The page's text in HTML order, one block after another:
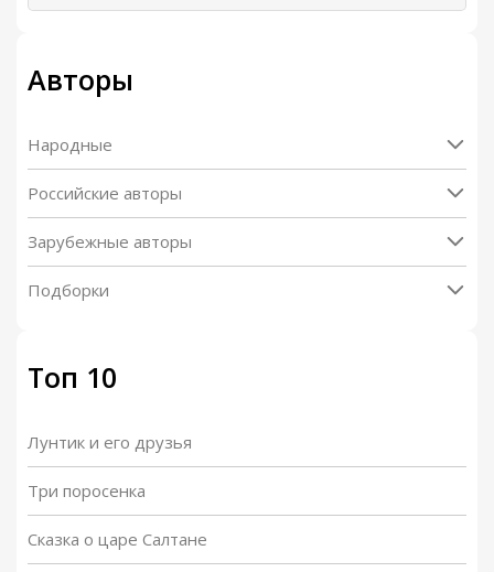
Авторы
Народные
Российские авторы
Зарубежные авторы
Подборки
Топ 10
Лунтик и его друзья
Три поросенка
Сказка о царе Салтане